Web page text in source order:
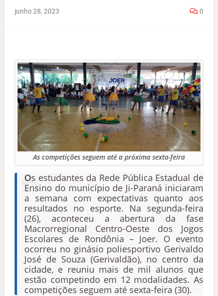
junho 28, 2023 0
As competições seguem até a próxima sexta-feira
Os estudantes da Rede Pública Estadual de
Ensino do município de Ji-Paraná iniciaram
a semana com expectativas quanto aos
resultados no esporte. Na segunda-feira
(26), aconteceu a abertura da fase
Macrorregional Centro-Oeste dos Jogos
Escolares de Rondônia – Joer. O evento
ocorreu no ginásio poliesportivo Gerivaldo
José de Souza (Gerivaldão), no centro da
cidade, e reuniu mais de mil alunos que
estão competindo em 12 modalidades. As
competições seguem até sexta-feira (30).